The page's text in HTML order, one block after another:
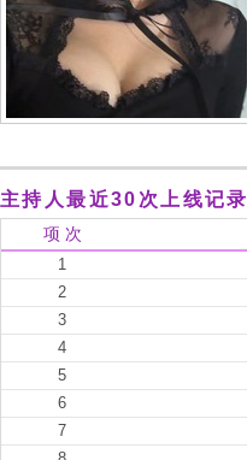
主持人最近30次上线记录
项 次
1
2
3
4
5
6
7